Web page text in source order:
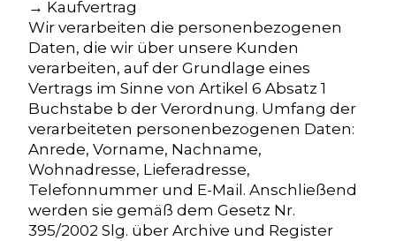
→ Kaufvertrag
Wir verarbeiten die personenbezogenen
Daten, die wir über unsere Kunden
verarbeiten, auf der Grundlage eines
Vertrags im Sinne von Artikel 6 Absatz 1
Buchstabe b der Verordnung. Umfang der
verarbeiteten personenbezogenen Daten:
Anrede, Vorname, Nachname,
Wohnadresse, Lieferadresse,
Telefonnummer und E-Mail. Anschließend
werden sie gemäß dem Gesetz Nr.
395/2002 Slg. über Archive und Register